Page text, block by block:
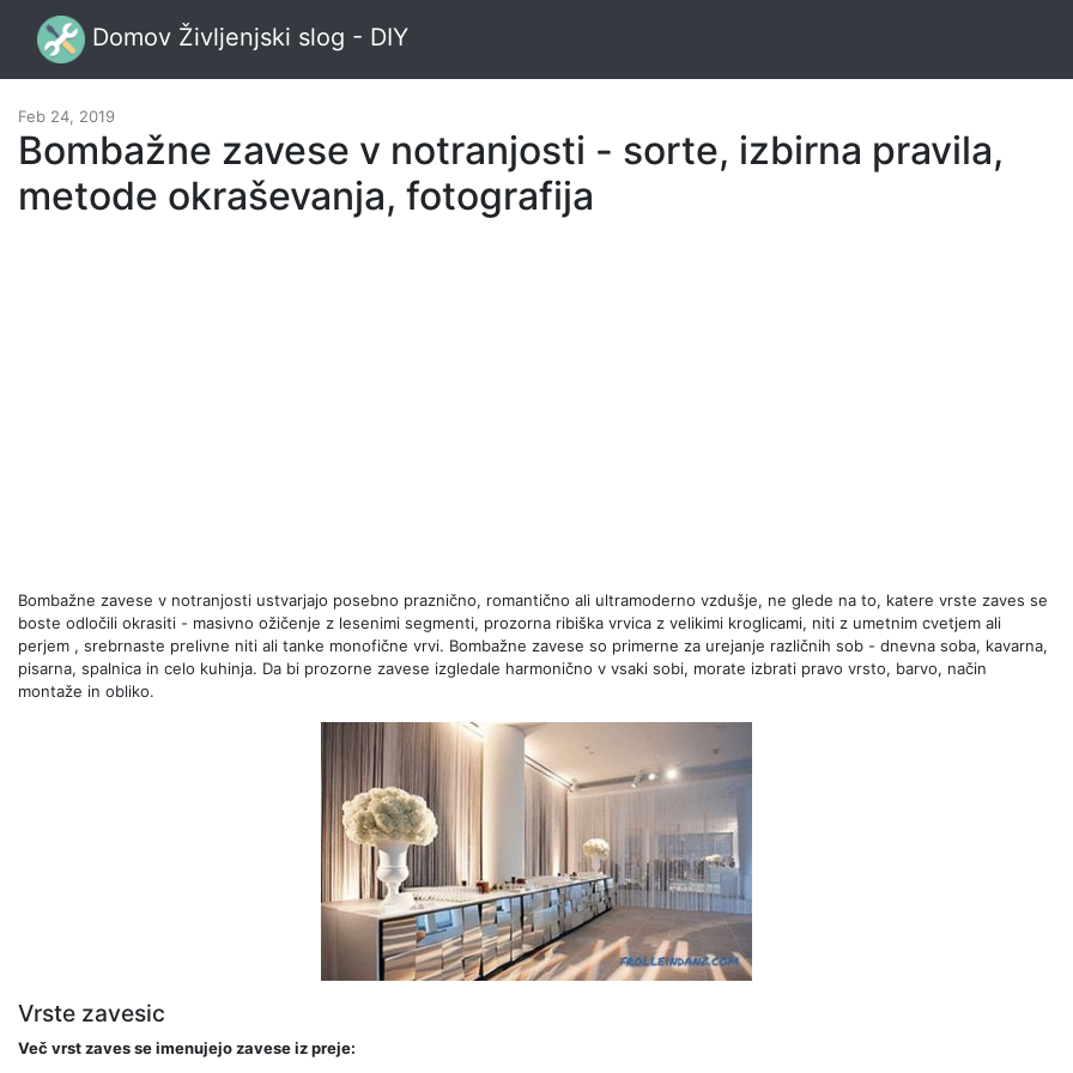
Domov Življenjski slog - DIY
Feb 24, 2019
Bombažne zavese v notranjosti - sorte, izbirna pravila,
metode okraševanja, fotografija
Bombažne zavese v notranjosti ustvarjajo posebno praznično, romantično ali ultramoderno vzdušje, ne glede na to, katere vrste zaves se
boste odločili okrasiti - masivno ožičenje z lesenimi segmenti, prozorna ribiška vrvica z velikimi kroglicami, niti z umetnim cvetjem ali
perjem , srebrnaste prelivne niti ali tanke monofične vrvi. Bombažne zavese so primerne za urejanje različnih sob - dnevna soba, kavarna,
pisarna, spalnica in celo kuhinja. Da bi prozorne zavese izgledale harmonično v vsaki sobi, morate izbrati pravo vrsto, barvo, način
montaže in obliko.
Vrste zavesic
Več vrst zaves se imenujejo zavese iz preje: